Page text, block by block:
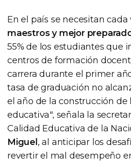
En el país se necesitan cada
maestros y mejor
55% de los estudiantes que
centros de formación
carrera durante el primer
tasa de graduación no
el año de la construcción de
educativa", señala la
Calidad Educativa de la
Miguel, al anticipar los
revertir el mal desempeño